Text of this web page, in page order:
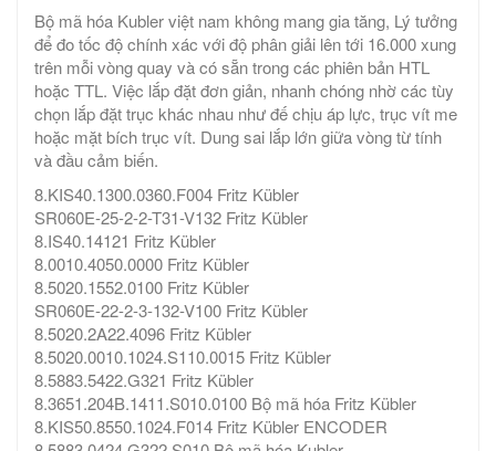
Bộ mã hóa Kubler việt nam không mang gia tăng, Lý tưởng
để đo tốc độ chính xác với độ phân giải lên tới 16.000 xung
trên mỗi vòng quay và có sẵn trong các phiên bản HTL
hoặc TTL. Việc lắp đặt đơn giản, nhanh chóng nhờ các tùy
chọn lắp đặt trục khác nhau như đế chịu áp lực, trục vít me
hoặc mặt bích trục vít. Dung sai lắp lớn giữa vòng từ tính
và đầu cảm biến.
8.KIS40.1300.0360.F004 Fritz Kübler
SR060E-25-2-2-T31-V132 Fritz Kübler
8.IS40.14121 Fritz Kübler
8.0010.4050.0000 Fritz Kübler
8.5020.1552.0100 Fritz Kübler
SR060E-22-2-3-132-V100 Fritz Kübler
8.5020.2A22.4096 Fritz Kübler
8.5020.0010.1024.S110.0015 Fritz Kübler
8.5883.5422.G321 Fritz Kübler
8.3651.204B.1411.S010.0100 Bộ mã hóa Fritz Kübler
8.KIS50.8550.1024.F014 Fritz Kübler ENCODER